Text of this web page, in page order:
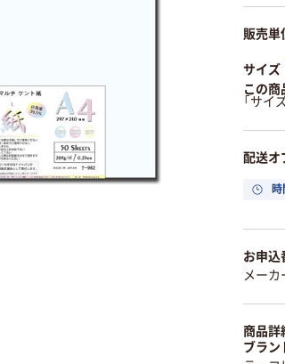
販売単
サイズ
この商
「サイ
配送オ
時
お申込
メーカ
商品詳
ブラン